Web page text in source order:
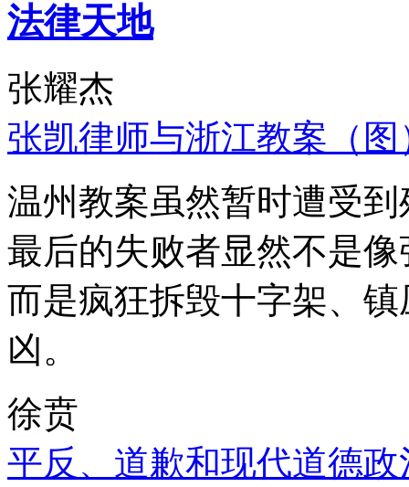
法律天地
张耀杰
张凯律师与浙江教案（图
温州教案虽然暂时遭受
最后的失败者显然不是
而是疯狂拆毁十字架、
凶。
徐贲
平反、道歉和现代道德政